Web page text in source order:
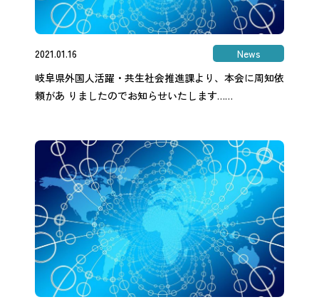
2021.01.16
News
岐阜県外国人活躍・共生社会推進課より、本会に周知依
頼があ りましたのでお知らせいたします……